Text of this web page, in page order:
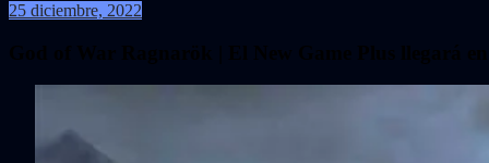
25 diciembre, 2022